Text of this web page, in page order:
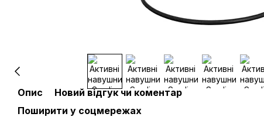
Опис
Новий відгук чи коментар
Поширити у соцмережах